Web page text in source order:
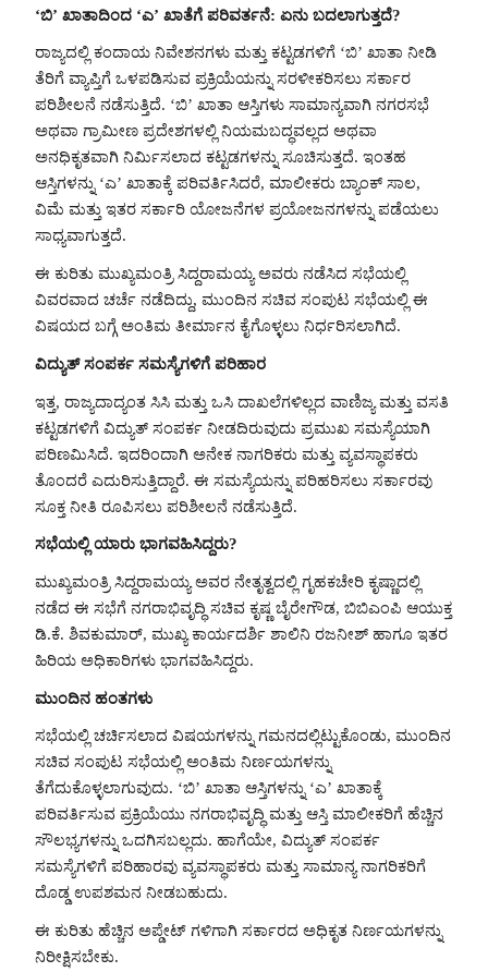
‘ಬಿ’ ಖಾತಾದಿಂದ ‘ಎ’ ಖಾತೆಗೆ ಪರಿವರ್ತನೆ: ಏನು ಬದಲಾಗುತ್ತದೆ?
ರಾಜ್ಯದಲ್ಲಿ ಕಂದಾಯ ನಿವೇಶನಗಳು ಮತ್ತು ಕಟ್ಟಡಗಳಿಗೆ ‘ಬಿ’ ಖಾತಾ ನೀಡಿ
ತೆರಿಗೆ ವ್ಯಾಪ್ತಿಗೆ ಒಳಪಡಿಸುವ ಪ್ರಕ್ರಿಯೆಯನ್ನು ಸರಳೀಕರಿಸಲು ಸರ್ಕಾರ
ಪರಿಶೀಲನೆ ನಡೆಸುತ್ತಿದೆ. ‘ಬಿ’ ಖಾತಾ ಆಸ್ತಿಗಳು ಸಾಮಾನ್ಯವಾಗಿ ನಗರಸಭೆ
ಅಥವಾ ಗ್ರಾಮೀಣ ಪ್ರದೇಶಗಳಲ್ಲಿ ನಿಯಮಬದ್ಧವಲ್ಲದ ಅಥವಾ
ಅನಧಿಕೃತವಾಗಿ ನಿರ್ಮಿಸಲಾದ ಕಟ್ಟಡಗಳನ್ನು ಸೂಚಿಸುತ್ತದೆ. ಇಂತಹ
ಆಸ್ತಿಗಳನ್ನು ‘ಎ’ ಖಾತಾಕ್ಕೆ ಪರಿವರ್ತಿಸಿದರೆ, ಮಾಲೀಕರು ಬ್ಯಾಂಕ್ ಸಾಲ,
ವಿಮೆ ಮತ್ತು ಇತರ ಸರ್ಕಾರಿ ಯೋಜನೆಗಳ ಪ್ರಯೋಜನಗಳನ್ನು ಪಡೆಯಲು
ಸಾಧ್ಯವಾಗುತ್ತದೆ.
ಈ ಕುರಿತು ಮುಖ್ಯಮಂತ್ರಿ ಸಿದ್ದರಾಮಯ್ಯ ಅವರು ನಡೆಸಿದ ಸಭೆಯಲ್ಲಿ
ವಿವರವಾದ ಚರ್ಚೆ ನಡೆದಿದ್ದು, ಮುಂದಿನ ಸಚಿವ ಸಂಪುಟ ಸಭೆಯಲ್ಲಿ ಈ
ವಿಷಯದ ಬಗ್ಗೆ ಅಂತಿಮ ತೀರ್ಮಾನ ಕೈಗೊಳ್ಳಲು ನಿರ್ಧರಿಸಲಾಗಿದೆ.
ವಿದ್ಯುತ್ ಸಂಪರ್ಕ ಸಮಸ್ಯೆಗಳಿಗೆ ಪರಿಹಾರ
ಇತ್ತ, ರಾಜ್ಯದಾದ್ಯಂತ ಸಿಸಿ ಮತ್ತು ಒಸಿ ದಾಖಲೆಗಳಿಲ್ಲದ ವಾಣಿಜ್ಯ ಮತ್ತು ವಸತಿ
ಕಟ್ಟಡಗಳಿಗೆ ವಿದ್ಯುತ್ ಸಂಪರ್ಕ ನೀಡದಿರುವುದು ಪ್ರಮುಖ ಸಮಸ್ಯೆಯಾಗಿ
ಪರಿಣಮಿಸಿದೆ. ಇದರಿಂದಾಗಿ ಅನೇಕ ನಾಗರಿಕರು ಮತ್ತು ವ್ಯವಸ್ಥಾಪಕರು
ತೊಂದರೆ ಎದುರಿಸುತ್ತಿದ್ದಾರೆ. ಈ ಸಮಸ್ಯೆಯನ್ನು ಪರಿಹರಿಸಲು ಸರ್ಕಾರವು
ಸೂಕ್ತ ನೀತಿ ರೂಪಿಸಲು ಪರಿಶೀಲನೆ ನಡೆಸುತ್ತಿದೆ.
ಸಭೆಯಲ್ಲಿ ಯಾರು ಭಾಗವಹಿಸಿದ್ದರು?
ಮುಖ್ಯಮಂತ್ರಿ ಸಿದ್ದರಾಮಯ್ಯ ಅವರ ನೇತೃತ್ವದಲ್ಲಿ ಗೃಹಕಚೇರಿ ಕೃಷ್ಣಾದಲ್ಲಿ
ನಡೆದ ಈ ಸಭೆಗೆ ನಗರಾಭಿವೃದ್ಧಿ ಸಚಿವ ಕೃಷ್ಣ ಬೈರೇಗೌಡ, ಬಿಬಿಎಂಪಿ ಆಯುಕ್ತ
ಡಿ.ಕೆ. ಶಿವಕುಮಾರ್, ಮುಖ್ಯ ಕಾರ್ಯದರ್ಶಿ ಶಾಲಿನಿ ರಜನೀಶ್ ಹಾಗೂ ಇತರ
ಹಿರಿಯ ಅಧಿಕಾರಿಗಳು ಭಾಗವಹಿಸಿದ್ದರು.
ಮುಂದಿನ ಹಂತಗಳು
ಸಭೆಯಲ್ಲಿ ಚರ್ಚಿಸಲಾದ ವಿಷಯಗಳನ್ನು ಗಮನದಲ್ಲಿಟ್ಟುಕೊಂಡು, ಮುಂದಿನ
ಸಚಿವ ಸಂಪುಟ ಸಭೆಯಲ್ಲಿ ಅಂತಿಮ ನಿರ್ಣಯಗಳನ್ನು
ತೆಗೆದುಕೊಳ್ಳಲಾಗುವುದು. ‘ಬಿ’ ಖಾತಾ ಆಸ್ತಿಗಳನ್ನು ‘ಎ’ ಖಾತಾಕ್ಕೆ
ಪರಿವರ್ತಿಸುವ ಪ್ರಕ್ರಿಯೆಯು ನಗರಾಭಿವೃದ್ಧಿ ಮತ್ತು ಆಸ್ತಿ ಮಾಲೀಕರಿಗೆ ಹೆಚ್ಚಿನ
ಸೌಲಭ್ಯಗಳನ್ನು ಒದಗಿಸಬಲ್ಲದು. ಹಾಗೆಯೇ, ವಿದ್ಯುತ್ ಸಂಪರ್ಕ
ಸಮಸ್ಯೆಗಳಿಗೆ ಪರಿಹಾರವು ವ್ಯವಸ್ಥಾಪಕರು ಮತ್ತು ಸಾಮಾನ್ಯ ನಾಗರಿಕರಿಗೆ
ದೊಡ್ಡ ಉಪಶಮನ ನೀಡಬಹುದು.
ಈ ಕುರಿತು ಹೆಚ್ಚಿನ ಅಪ್ಡೇಟ್ ಗಳಿಗಾಗಿ ಸರ್ಕಾರದ ಅಧಿಕೃತ ನಿರ್ಣಯಗಳನ್ನು
ನಿರೀಕ್ಷಿಸಬೇಕು.